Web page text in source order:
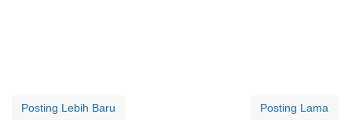
Posting Lebih Baru Posting Lama